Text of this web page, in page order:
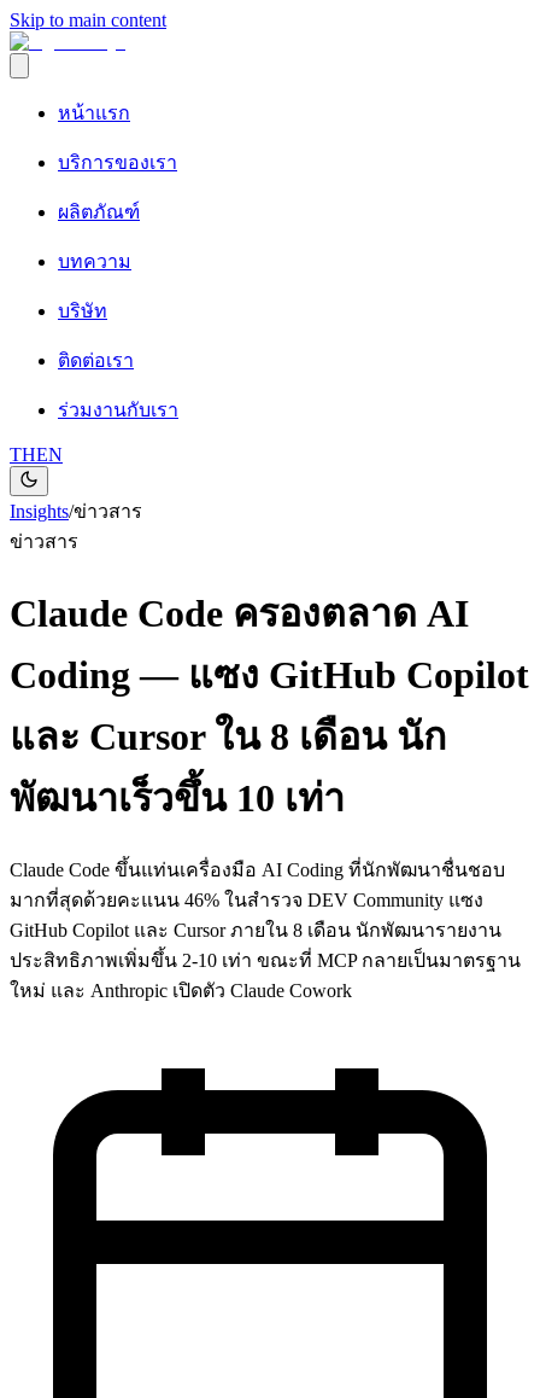
Skip to main content
หน้าแรก
บริการของเรา
ผลิตภัณฑ์
บทความ
บริษัท
ติดต่อเรา
ร่วมงานกับเรา
THEN
Insights/ข่าวสาร
ข่าวสาร
Claude Code ครองตลาด AI
Coding — แซง GitHub Copilot
และ Cursor ใน 8 เดือน นัก
พัฒนาเร็วขึ้น 10 เท่า
Claude Code ขึ้นแท่นเครื่องมือ AI Coding ที่นักพัฒนาชื่นชอบ
มากที่สุดด้วยคะแนน 46% ในสำรวจ DEV Community แซง
GitHub Copilot และ Cursor ภายใน 8 เดือน นักพัฒนารายงาน
ประสิทธิภาพเพิ่มขึ้น 2-10 เท่า ขณะที่ MCP กลายเป็นมาตรฐาน
ใหม่ และ Anthropic เปิดตัว Claude Cowork